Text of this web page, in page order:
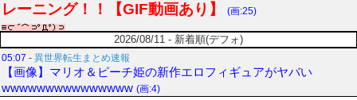
レーニング！！【GIF動画あり】
(画:25)
2026/08/11 - 新着順(デフォ)
05:07 - 異世界転生まとめ速報
【画像】マリオ＆ピーチ姫の新作エロフィギュアがヤバい
wwwwwwwwwwwwwww (画:4)